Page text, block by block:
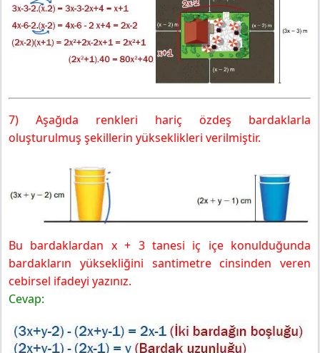
7) Aşağıda renkleri hariç özdeş bardaklarla
oluşturulmuş şekillerin yükseklikleri verilmiştir.
Bu bardaklardan x + 3 tanesi iç içe konulduğunda
bardakların yüksekliğini santimetre cinsinden veren
cebirsel ifadeyi yazınız.
Cevap: